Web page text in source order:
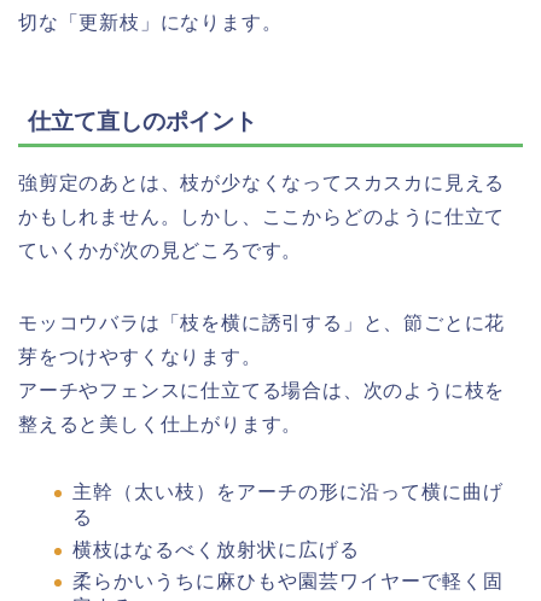
切な「更新枝」になります。
仕立て直しのポイント
強剪定のあとは、枝が少なくなってスカスカに見える
かもしれません。しかし、ここからどのように仕立て
ていくかが次の見どころです。
モッコウバラは「枝を横に誘引する」と、節ごとに花
芽をつけやすくなります。
アーチやフェンスに仕立てる場合は、次のように枝を
整えると美しく仕上がります。
主幹（太い枝）をアーチの形に沿って横に曲げ
る
横枝はなるべく放射状に広げる
柔らかいうちに麻ひもや園芸ワイヤーで軽く固